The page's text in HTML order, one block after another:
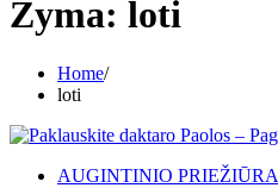
Žyma: loti
Home
loti
AUGINTINIO PRIEŽIŪRA